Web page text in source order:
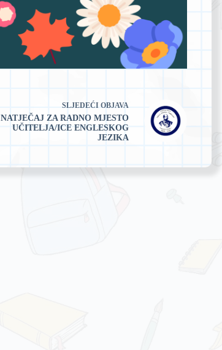
SLJEDEĆI OBJAVA
NATJEČAJ ZA RADNO MJESTO
UČITELJA/ICE ENGLESKOG
JEZIKA